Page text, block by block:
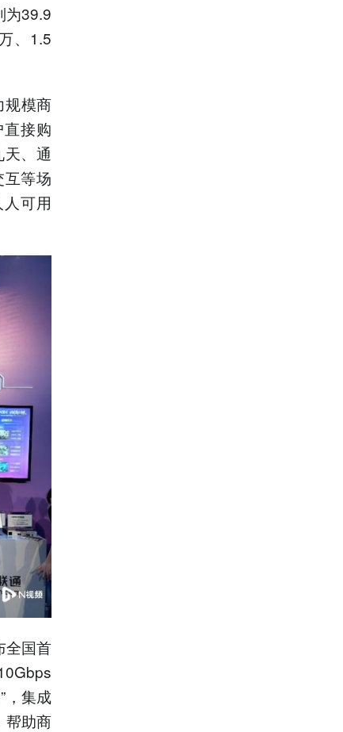
为39.9
、1.5
规模商
接购
、通
等场
可用
全国首
，集成
帮助商